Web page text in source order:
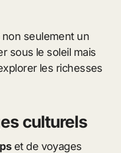
seulement un
sous le soleil mais
les richesses
culturels
et de voyages